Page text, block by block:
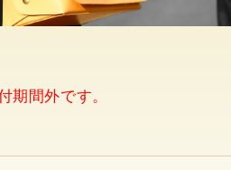
期間外です。